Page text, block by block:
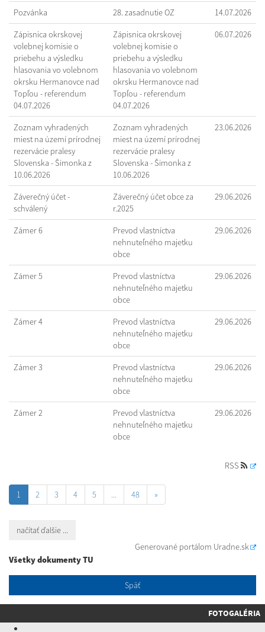
Pozvánka 28. zasadnutie OZ 14.07.2026
Zápisnica okrskovej
volebnej komisie o
priebehu a výsledku
hlasovania vo volebnom
okrsku Hermanovce nad
Topľou - referendum
04.07.2026
Zápisnica okrskovej
volebnej komisie o
priebehu a výsledku
hlasovania vo volebnom
okrsku Hermanovce nad
Topľou - referendum
04.07.2026
06.07.2026
Zoznam vyhradených
miest na území prírodnej
rezervácie pralesy
Slovenska - Šimonka z
10.06.2026
Zoznam vyhradených
miest na území prírodnej
rezervácie pralesy
Slovenska - Šimonka z
10.06.2026
23.06.2026
Záverečný účet -
schválený
Záverečný účet obce za
r.2025
29.06.2026
Zámer 6
Prevod vlastníctva
nehnuteľného majetku
obce
29.06.2026
Zámer 5
Prevod vlastníctva
nehnuteľného majetku
obce
29.06.2026
Zámer 4
Prevod vlastníctva
nehnuteľného majetku
obce
29.06.2026
Zámer 3
Prevod vlastníctva
nehnuteľného majetku
obce
29.06.2026
Zámer 2
Prevod vlastníctva
nehnuteľného majetku
obce
29.06.2026
RSS
1 2 3 4 5 ... 48 »
načítať ďalšie ...
Generované portálom Uradne.sk
Všetky dokumenty TU
Späť
FOTOGALÉRIA